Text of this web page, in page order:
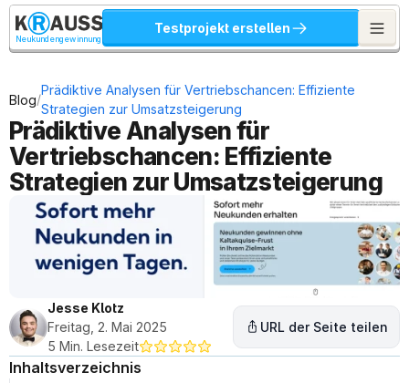
Neukundengewinnung
Testprojekt erstellen
Blog/
Prädiktive Analysen für Vertriebschancen: Effiziente
Strategien zur Umsatzsteigerung
Prädiktive Analysen für
Vertriebschancen: Effiziente
Strategien zur Umsatzsteigerung
Jesse Klotz
Freitag, 2. Mai 2025
5 Min. Lesezeit
URL der Seite teilen
Inhaltsverzeichnis